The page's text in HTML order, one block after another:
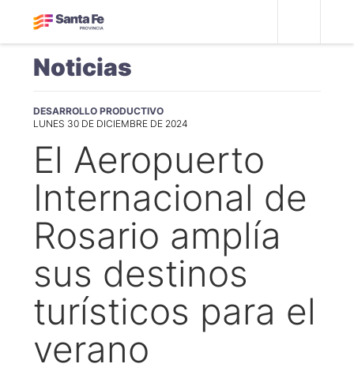
Noticias
DESARROLLO PRODUCTIVO
LUNES 30 DE DICIEMBRE DE 2024
El Aeropuerto
Internacional de
Rosario amplía
sus destinos
turísticos para el
verano